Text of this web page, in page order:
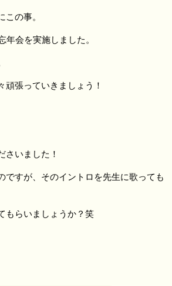
の事。
年会を実施しました。
頑張っていきましょう！
さいました！
ですが、そのイントロを先生に歌っても
もらいましょうか？笑